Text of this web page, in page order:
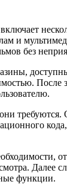
и
без
После
Далее
функции.